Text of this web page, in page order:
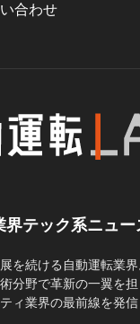
合わせ
界テック系ニュ
を続ける自動運転業
分野で革新の一翼を
ィ業界の最前線を発信